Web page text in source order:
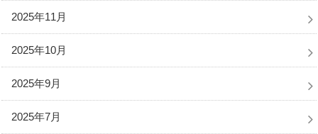
2025年11月
2025年10月
2025年9月
2025年7月